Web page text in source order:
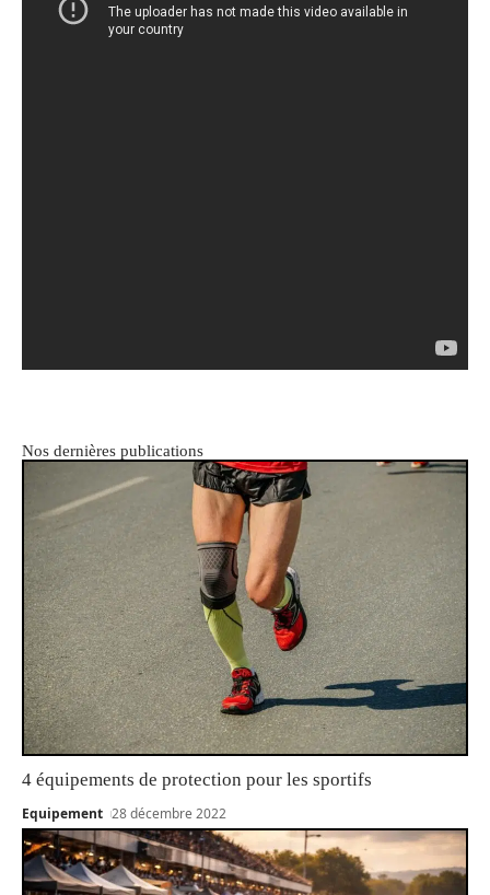
Nos dernières publications
4 équipements de protection pour les sportifs
Equipement 28 décembre 2022